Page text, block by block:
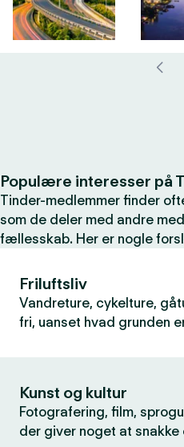
Populære interesser på
Tinder-medlemmer finder
som de deler med andre
fællesskab. Her er nogle
Friluftsliv
Vandreture, cykelture,
fri, uanset hvad grunden
Kunst og kultur
Fotografering, film,
der giver noget at snakke